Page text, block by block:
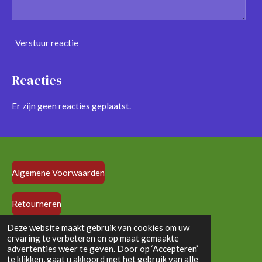
Deze website maakt gebruik van cookies om uw
ervaring te verbeteren en op maat gemaakte
advertenties weer te geven. Door op ‘Accepteren’
te klikken, gaat u akkoord met het gebruik van alle
Verstuur reactie
Reacties
Er zijn geen reacties geplaatst.
Algemene Voorwaarden
Retourneren
© 2024 - 2026 vloedlijndolls.nl
Powered byJouwWeb